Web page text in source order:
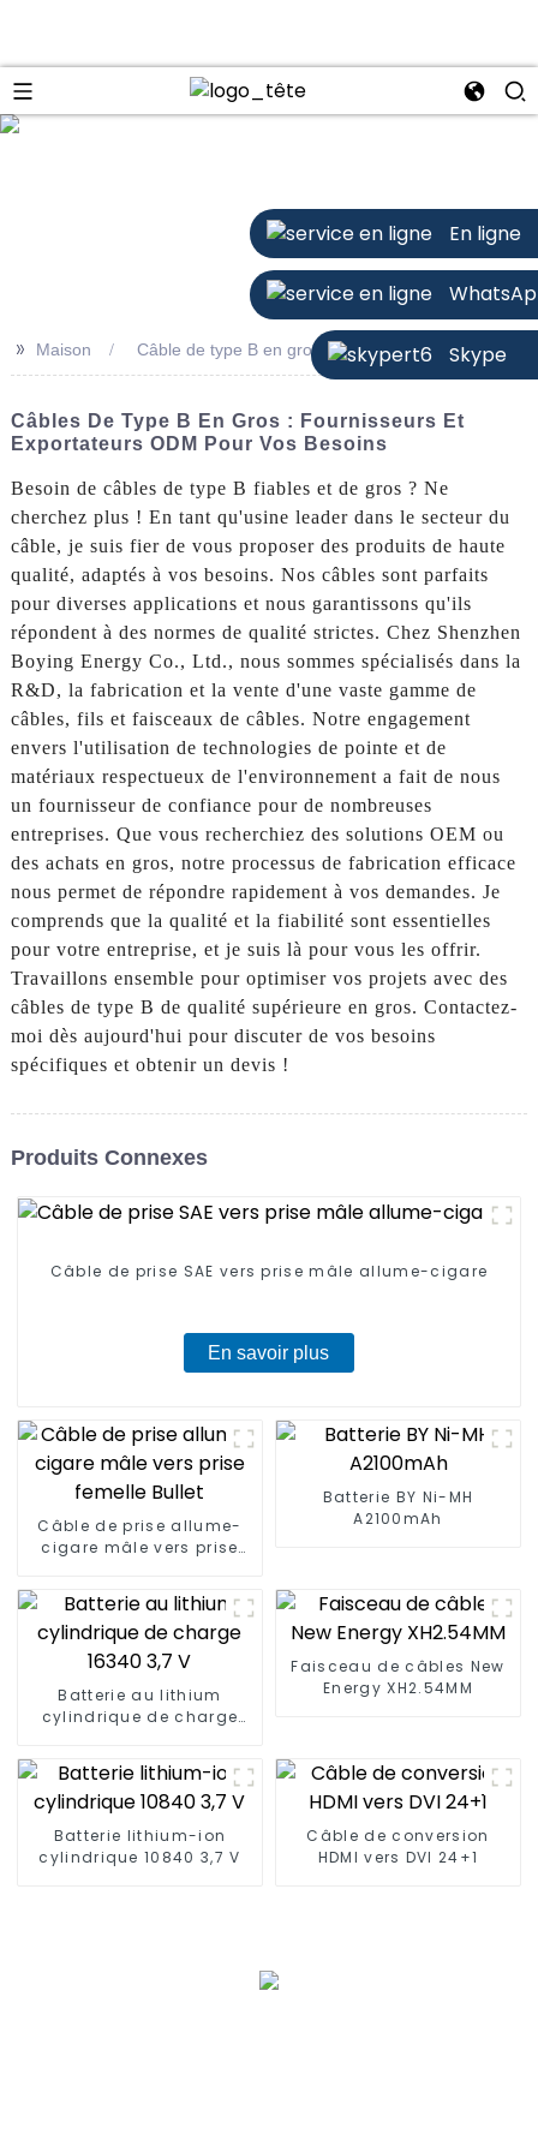
En ligne
Skype
>> Maison Câble de type B en gros
Câbles De Type B En Gros : Fournisseurs Et
Exportateurs ODM Pour Vos Besoins
Besoin de câbles de type B fiables et de gros ? Ne
cherchez plus ! En tant qu'usine leader dans le secteur du
câble, je suis fier de vous proposer des produits de haute
qualité, adaptés à vos besoins. Nos câbles sont parfaits
pour diverses applications et nous garantissons qu'ils
répondent à des normes de qualité strictes. Chez Shenzhen
Boying Energy Co., Ltd., nous sommes spécialisés dans la
R&D, la fabrication et la vente d'une vaste gamme de
câbles, fils et faisceaux de câbles. Notre engagement
envers l'utilisation de technologies de pointe et de
matériaux respectueux de l'environnement a fait de nous
un fournisseur de confiance pour de nombreuses
entreprises. Que vous recherchiez des solutions OEM ou
des achats en gros, notre processus de fabrication efficace
nous permet de répondre rapidement à vos demandes. Je
comprends que la qualité et la fiabilité sont essentielles
pour votre entreprise, et je suis là pour vous les offrir.
Travaillons ensemble pour optimiser vos projets avec des
câbles de type B de qualité supérieure en gros. Contactez-
moi dès aujourd'hui pour discuter de vos besoins
spécifiques et obtenir un devis !
Produits Connexes
Câble de prise SAE vers prise mâle allume-cigare
En savoir plus
Câble de prise allume-
cigare mâle vers prise
Batterie BY Ni-MH
A2100mAh
Batterie au lithium
cylindrique de charge
Faisceau de câbles New
Energy XH2.54MM
Batterie lithium-ion
cylindrique 10840 3,7 V
Câble de conversion
HDMI vers DVI 24+1